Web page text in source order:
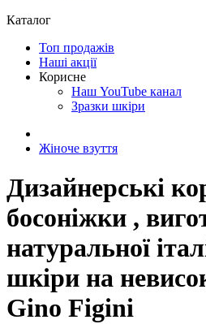
Каталог
Топ продажів
Наші акції
Корисне
Наш YouTube канал
Зразки шкіри
Жіноче взуття
Дизайнерські
босоніжки ,
натуральної
шкіри на
Gino Figini